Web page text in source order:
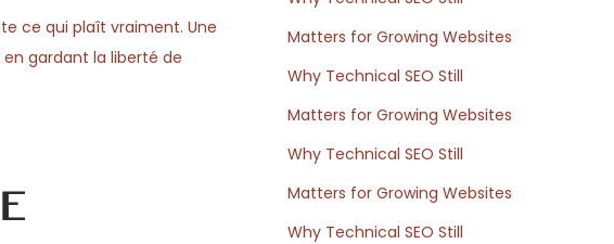
ce qui plaît vraiment. Une
gardant la liberté de
Matters for Growing Websites
Why Technical SEO Still
Matters for Growing Websites
Why Technical SEO Still
Matters for Growing Websites
Why Technical SEO Still